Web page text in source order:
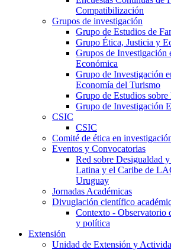
Compatibilización
Grupos de investigación
Grupo de Estudios de
Grupo Ética, Justicia y
Grupos de Investigación
Económica
Grupo de Investigación
Economía del Turismo
Grupo de Estudios
Grupo de Investigación
CSIC
CSIC
Comité de ética en
Eventos y Convocatorias
Red sobre Desigualdad
Latina y el Caribe de
Uruguay
Jornadas Académicas
Divuglación científico
Contexto - Observatorio
y política
Extensión
Unidad de Extensión y